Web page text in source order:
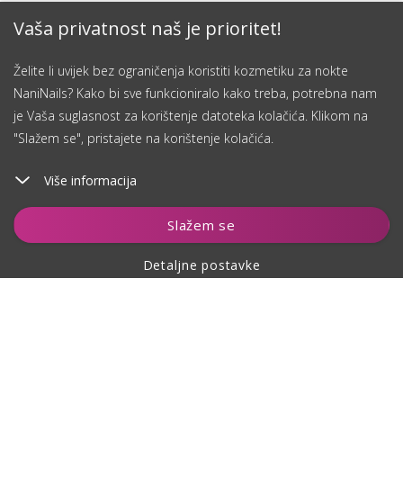
Vaša privatnost naš je prioritet!
Želite li uvijek bez ograničenja koristiti kozmetiku za nokte
NaniNails? Kako bi sve funkcioniralo kako treba, potrebna nam
je Vaša suglasnost za korištenje datoteka kolačića. Klikom na
"Slažem se", pristajete na korištenje kolačića.
Više informacija
Slažem se
Detaljne postavke
Dodaj u košaricu